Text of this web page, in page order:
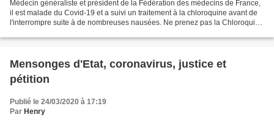
Médecin généraliste et président de la Fédération des médecins de France,
il est malade du Covid-19 et a suivi un traitement à la chloroquine avant de
l'interrompre suite à de nombreuses nausées. Ne prenez pas la Chloroquine
Mensonges d'Etat, coronavirus, justice et
pétition
Publié le 24/03/2020 à 17:19
Par Henry